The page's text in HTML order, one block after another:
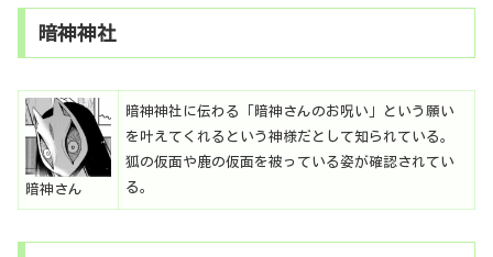
暗神神社
暗神さん
暗神神社に伝わる「暗神さんのお呪い」という願い
を叶えてくれるという神様だとして知られている。
狐の仮面や鹿の仮面を被っている姿が確認されてい
る。